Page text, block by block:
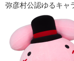
弥彦村公認ゆるキャ